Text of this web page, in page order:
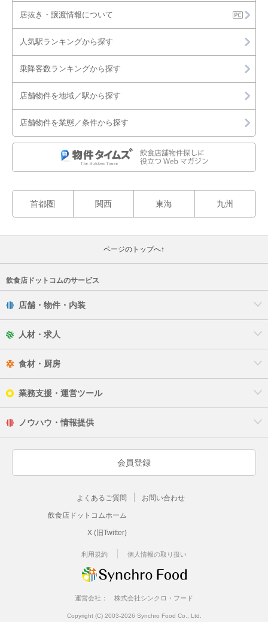
居抜き・譲渡情報について
人気駅ランキングから探す
乗降客数ランキングから探す
店舗物件を地域／駅から探す
店舗物件を業態／条件から探す
首都圏 関西 東海 九州
ページのトップへ↑
飲食店ドットコムのサービス
店舗・物件・内装
人材・求人
食材・厨房
業務支援・運営ツール
ノウハウ・情報提供
会員登録
よくあるご質問 お問い合わせ
飲食店ドットコムホーム
X (旧Twitter)
利用規約 個人情報の取り扱い
運営会社： 株式会社シンクロ・フード
Copyright (C) 2003-2026 Synchro Food Co., Ltd.